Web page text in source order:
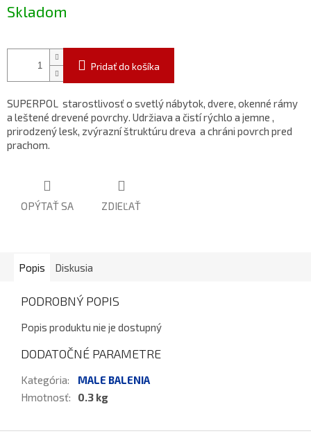
cena:
Skladom
Pridať do košíka
SUPERPOL starostlivosť o svetlý nábytok, dvere, okenné rámy
a leštené drevené povrchy. Udržiava a čistí rýchlo a jemne ,
prirodzený lesk, zvýrazní štruktúru dreva a chráni povrch pred
prachom.
OPÝTAŤ SA ZDIEĽAŤ
Popis Diskusia
PODROBNÝ POPIS
Popis produktu nie je dostupný
DODATOČNÉ PARAMETRE
Kategória:
MALE BALENIA
Hmotnosť: 0.3 kg